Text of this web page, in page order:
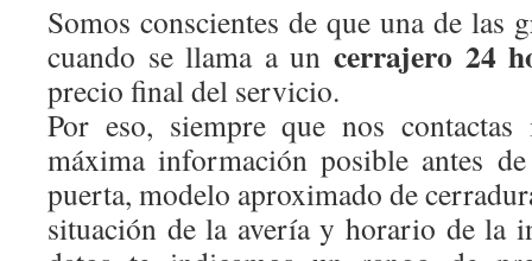
Somos conscientes de que una de las
cuando se llama a un cerrajero 24
precio final del servicio.
Por eso, siempre que nos contactas
máxima información posible antes
puerta, modelo aproximado de
situación de la avería y horario de la